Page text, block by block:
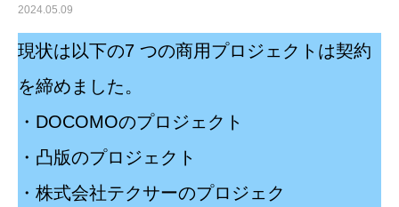
2024.05.09
現状は以下の7 つの商用プロジェクトは契約
を締めました。
・DOCOMOのプロジェクト
・凸版のプロジェクト
・株式会社テクサーのプロジェク